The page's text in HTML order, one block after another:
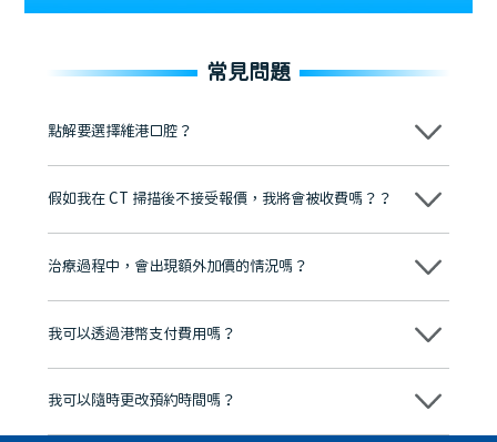
常見問題
點解要選擇維港口腔？
維港口腔踐行「醫道濟世」的大學校訓，各分院匯聚來自香港、內地的
牌」、「2025香港企業領袖品牌」，是諾貝爾種植系統全球放心植牙中
至今已服務超過三十個國家和地區的顧客，受到粵港澳大灣區及周邊城
市市民極高的口碑評價及信任推薦 珠海、深圳設有八大分院，香港亦設
有咨詢及服務保障中心，有任何問題都可以隨時預約免費咨詢，讓人十
假如我在 CT 掃描後不接受報價，我將會被收費嗎？？
不會！只要未開始實際服務之前，你不會被收取任何費用。
治療過程中，會出現額外加價的情況嗎？
不會，治療前我們會詳細說明治療方案及對應的價錢，顧客同意並簽字
我可以透過港幣支付費用嗎？
可以。維港口腔會按照當日匯率轉算收取費用，而匯率會及時告知客人
我可以隨時更改預約時間嗎？
可以，請盡早通過wechat或whatsapp聯絡我們，告知我們你原本預約